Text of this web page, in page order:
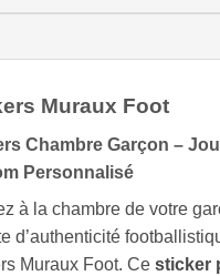
Muraux Foot
Chambre Garçon –
Personnalisé
à la chambre de votre
d’authenticité
Muraux Foot. Ce sticker